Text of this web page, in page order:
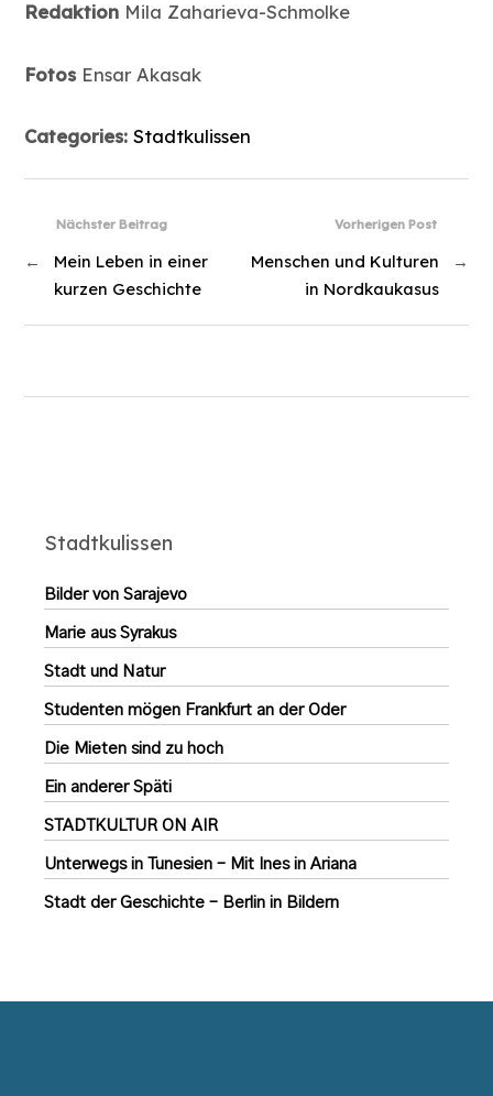
Redaktion Mila Zaharieva-Schmolke
Fotos Ensar Akasak
Categories:Stadtkulissen
Vorherigen Post
Menschen und Kulturen
in Nordkaukasus
→
Nächster Beitrag
←
Mein Leben in einer
kurzen Geschichte
Stadtkulissen
Bilder von Sarajevo
Marie aus Syrakus
Stadt und Natur
Studenten mögen Frankfurt an der Oder
Die Mieten sind zu hoch
Ein anderer Späti
STADTKULTUR ON AIR
Unterwegs in Tunesien – Mit Ines in Ariana
Stadt der Geschichte – Berlin in Bildern